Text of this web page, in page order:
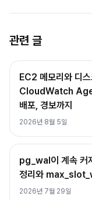
관련 글
EC2 메모리와 디
CloudWatch
배포, 경보까지
2026년 8월 5일
pg_wal이 계속 커
정리와
2026년 7월 29일